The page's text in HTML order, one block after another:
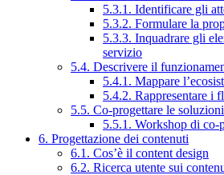
5.3.1. Identificare gli
5.3.2. Formulare la
5.3.3. Inquadrare gli
servizio
5.4. Descrivere il
5.4.1. Mappare
5.4.2. Rappresentare i
5.5. Co-progettare le soluzioni
5.5.1. Workshop di co-
6. Progettazione dei contenuti
6.1. Cos’è il content design
6.2. Ricerca utente sui